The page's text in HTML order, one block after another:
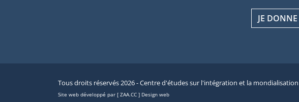
JE DONNE
Tous droits réservés 2026 - Centre d'études sur l'intégration et la mondialisation
Site web développé par [ ZAA.CC ] Design web